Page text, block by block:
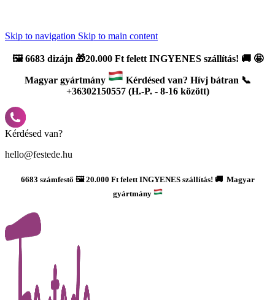
Skip to navigation Skip to main content
🖼️6683 dizájn 🎁20.000 Ft felett INGYENES szállítás! 🚚 🤩
Magyar gyártmány
Kérdésed van? Hívj bátran 📞
+36302150557 (H.-P. - 8-16 között)
Kérdésed van?
hello@festede.hu
6683 számfestő 🖼️ 20.000 Ft felett INGYENES szállítás! 🚚 Magyar
gyártmány